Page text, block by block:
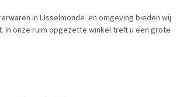
in IJsselmonde en omgeving bieden wij
In onze ruim opgezette winkel treft u een grote